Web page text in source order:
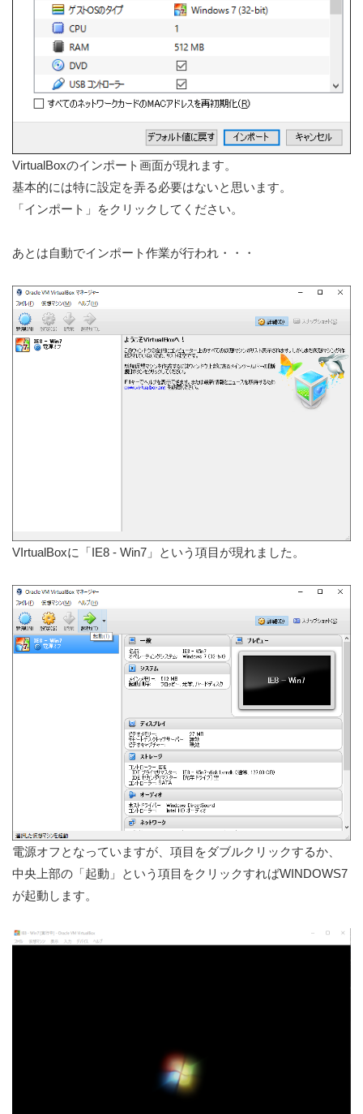
VirtualBoxのインポート画面が現れます。
基本的には特に設定を弄る必要はないと思います。
「インポート」をクリックしてください。
あとは自動でインポート作業が行われ・・・
VIrtualBoxに「IE8 - Win7」という項目が現れました。
電源オフとなっていますが、項目をダブルクリックするか、
中央上部の「起動」という項目をクリックすればWINDOWS7
が起動します。